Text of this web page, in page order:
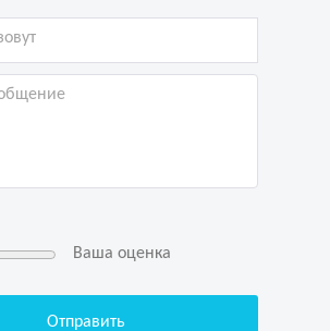
Ваша оценка
“Отправить”, я